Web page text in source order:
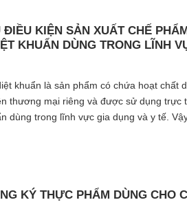
KIỆN SẢN XUẤT CHẾ
KHUẨN DÙNG TRONG LĨNH
khuẩn là sản phẩm có chứa hoạt chất
thương mại riêng và được sử dụng trực
dùng trong lĩnh vực gia dụng và y tế.
KÝ THỰC PHẨM DÙNG CHO